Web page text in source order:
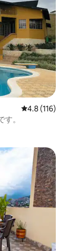
レビュー116
4.8 (116)
。